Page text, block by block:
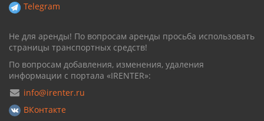
Telegram
Не для аренды! По вопросам аренды просьба использовать
страницы транспортных средств!
По вопросам добавления, изменения, удаления
информации с портала «IRENTER»:
info@irenter.ru
ВКонтакте